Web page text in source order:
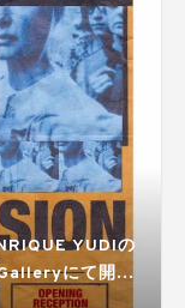
YUDIの
にて開